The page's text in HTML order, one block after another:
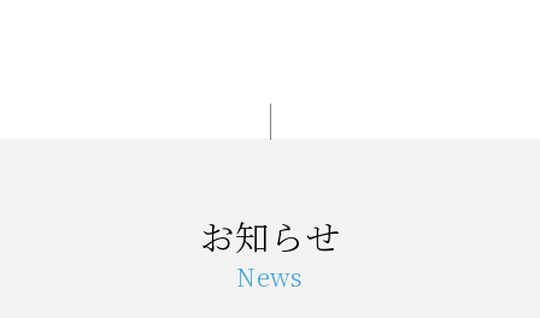
お知らせ
News